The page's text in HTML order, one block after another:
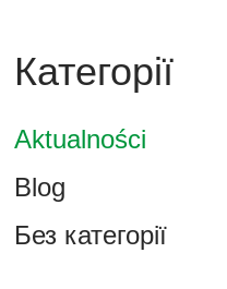
Категорії
Aktualności
Blog
Без категорії